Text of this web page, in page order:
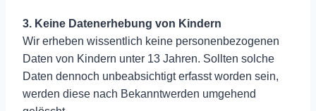
3. Keine Datenerhebung von Kindern
Wir erheben wissentlich keine personenbezogenen
Daten von Kindern unter 13 Jahren. Sollten solche
Daten dennoch unbeabsichtigt erfasst worden sein,
werden diese nach Bekanntwerden umgehend